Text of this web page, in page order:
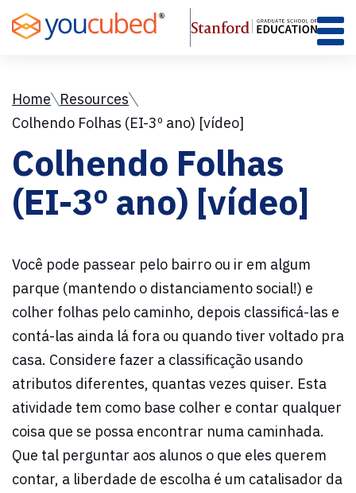
to
Content
Home
Resources
Colhendo Folhas (EI-3º ano) [vídeo]
Colhendo Folhas
(EI-3º ano) [vídeo]
Você pode passear pelo bairro ou ir em algum
parque (mantendo o distanciamento social!) e
colher folhas pelo caminho, depois classificá-las e
contá-las ainda lá fora ou quando tiver voltado pra
casa. Considere fazer a classificação usando
atributos diferentes, quantas vezes quiser. Esta
atividade tem como base colher e contar qualquer
coisa que se possa encontrar numa caminhada.
Que tal perguntar aos alunos o que eles querem
contar, a liberdade de escolha é um catalisador da